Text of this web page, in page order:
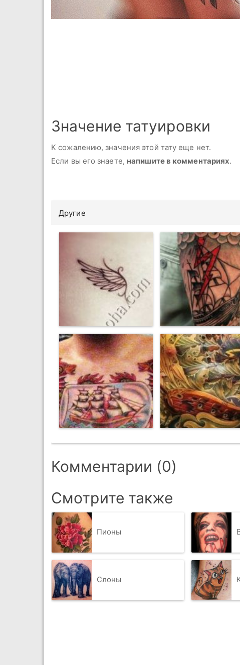
Значение татуировки
К сожалению, значения этой тату еще нет.
Если вы его знаете, напишите в комментариях.
Другие
Комментарии (0)
Смотрите также
Пионы
Слоны